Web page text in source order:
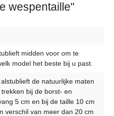
wespentaille"
midden voor om te
model het beste bij u past.
de natuurlijke maten
trekken bij de borst- en
5 cm en bij de taille 10 cm
verschil van meer dan 20 cm